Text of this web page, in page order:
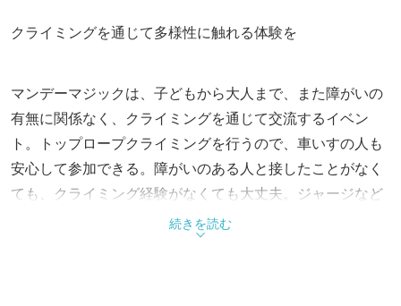
クライミングを通じて多様性に触れる体験を
マンデーマジックは、子どもから大人まで、また障がいの
有無に関係なく、クライミングを通じて交流するイベン
ト。トップロープクライミングを行うので、車いすの人も
安心して参加できる。障がいのある人と接したことがなく
ても、クライミング経験がなくても大丈夫。ジャージなど
動きやすい服装で参加しよう。着替えと靴下持参。初心者
には講習もあるので安心だ。参加事前申込制。
続きを読む